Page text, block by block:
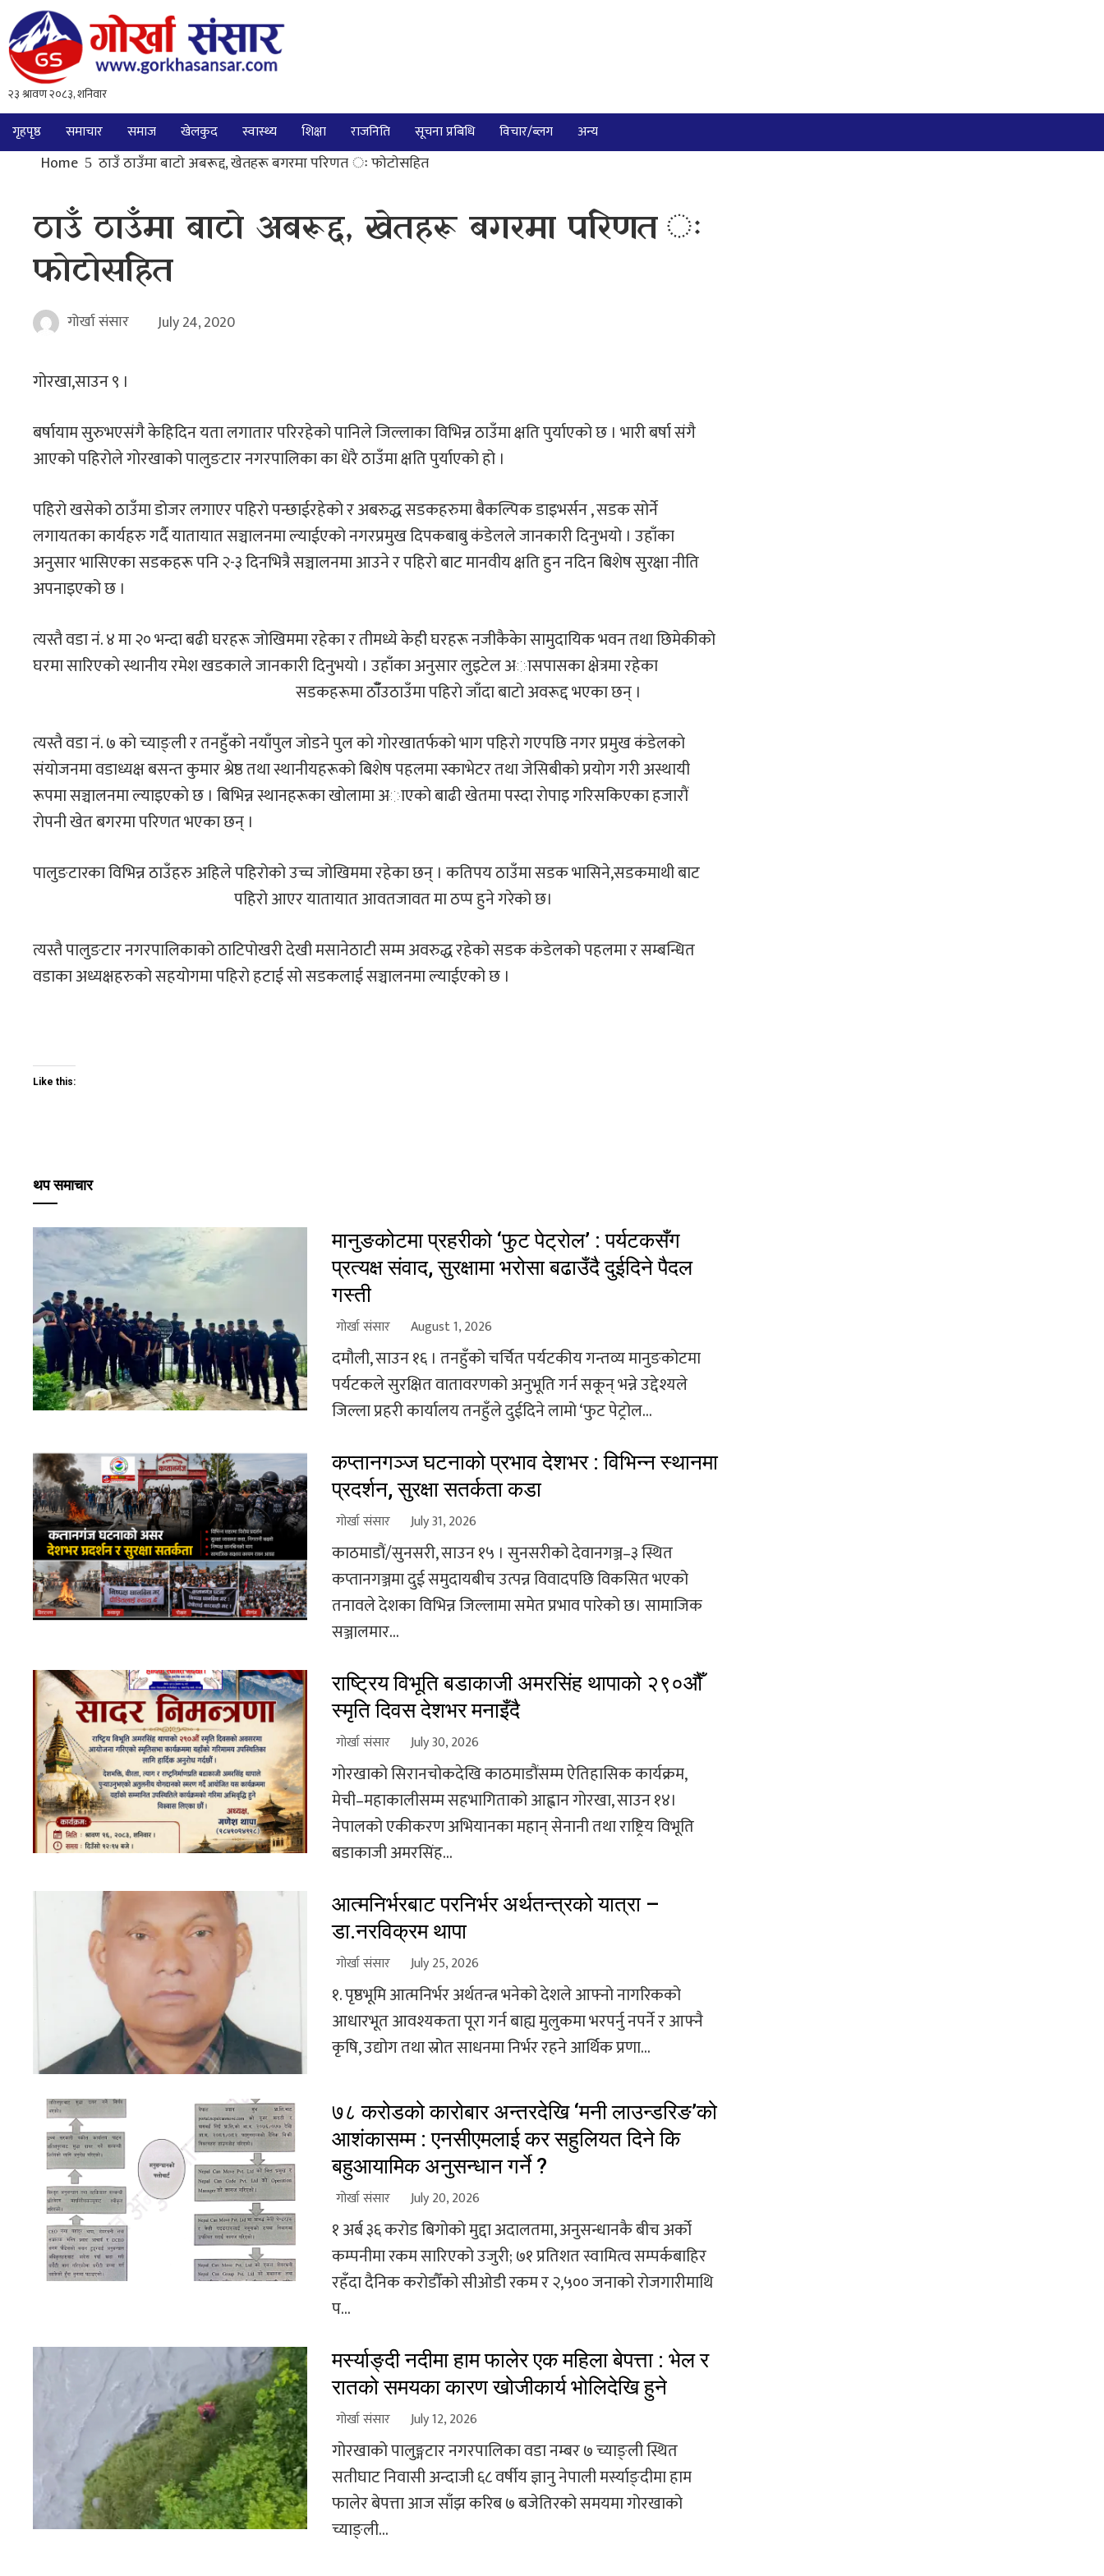
गृहपृष्ठ समाचार समाज खेलकुद स्वास्थ्य शिक्षा राजनिति सूचना प्रबिधि विचार/ब्लग अन्य
Home ठाउँ ठाउँमा बाटाे अबरूद्द, खेतहरू बगरमा परिणत ः फाेटाेसहित
ठाउँ ठाउँमा बाटाे अबरूद्द, खेतहरू बगरमा परिणत ः
फाेटाेसहित
गोर्खा संसार July 24, 2020
गोरखा,साउन ९ ।
बर्षायाम सुरुभएसंगै केहिदिन यता लगातार परिरहेको पानिले जिल्लाका विभिन्न ठाउँमा क्षति पुर्याएको छ । भारी बर्षा संगै
आएको पहिरोले गोरखाको पालुङटार नगरपालिका का धेरै ठाउँमा क्षति पुर्याएको हो ।
पहिरो खसेको ठाउँमा डोजर लगाएर पहिरो पन्छाईरहेको र अबरुद्ध सडकहरुमा बैकल्पिक डाइभर्सन , सडक सोर्ने
लगायतका कार्यहरु गर्दै यातायात सञ्चालनमा ल्याईएको नगरप्रमुख दिपकबाबु कंडेलले जानकारी दिनुभयो । उहाँका
अनुसार भासिएका सडकहरू पनि २-३ दिनभित्रै सञ्चालनमा आउने र पहिरो बाट मानवीय क्षति हुन नदिन बिशेष सुरक्षा नीति
अपनाइएको छ ।
त्यस्तै वडा नंं. ४ मा २० भन्दा बढी घरहरू जाेखिममा रहेका र तीमध्ये केही घरहरू नजीकैकेा सामुदायिक भवन तथा छिमेकीकाे
घरमा सारिएकाे स्थानीय रमेश खडकाले जानकारी दिनुभयाे । उहाँका अनुसार लुइटेल अासपासका क्षेत्रमा रहेका
सडकहरूमा ठाँँउठाउँमा पहिराे जाँदा बाटाे अवरूद्द भएका छन् ।
त्यस्तै वडा नं. ७ काे च्याङ्ली र तनहुँकाे नयाँपुल जाेडने पुल काे गाेरखातर्फकाे भाग पहिराे गएपछि नगर प्रमुख कंडेलकाे
संयाेजनमा वडाध्यक्ष बसन्त कुमार श्रेष्ठ तथा स्थानीयहरूकाे बिशेष पहलमा स्काभेटर तथा जेसिबीकाे प्रयाेग गरी अस्थायी
रूपमा सञ्चालनमा ल्याइएकाे छ । बिभिन्न स्थानहरूका खाेलामा अाएकाे बाढी खेतमा पस्दा राेपाइ गरिसकिएका हजाराैं
राेपनी खेत बगरमा परिणत भएका छन् ।
पालुङटारका विभिन्न ठाउँहरु अहिले पहिरोको उच्च जोखिममा रहेका छन् । कतिपय ठाउँमा सडक भासिने,सडकमाथी बाट
पहिरो आएर यातायात आवतजावत मा ठप्प हुने गरेको छ।
त्यस्तै पालुङटार नगरपालिकाको ठाटिपोखरी देखी मसानेठाटी सम्म अवरुद्ध रहेको सडक कंडेलको पहलमा र सम्बन्धित
वडाका अध्यक्षहरुको सहयोगमा पहिरो हटाई सो सडकलाई सञ्चालनमा ल्याईएको छ ।
Like this:
थप समाचार
मानुङकोटमा प्रहरीको ‘फुट पेट्रोल’ : पर्यटकसँग
प्रत्यक्ष संवाद, सुरक्षामा भरोसा बढाउँदै दुईदिने पैदल
गस्ती
गोर्खा संसार August 1, 2026
दमौली, साउन १६ । तनहुँको चर्चित पर्यटकीय गन्तव्य मानुङकोटमा
पर्यटकले सुरक्षित वातावरणको अनुभूति गर्न सकून् भन्ने उद्देश्यले
जिल्ला प्रहरी कार्यालय तनहुँले दुईदिने लामो ‘फुट पेट्रोल...
कप्तानगञ्ज घटनाको प्रभाव देशभर : विभिन्न स्थानमा
प्रदर्शन, सुरक्षा सतर्कता कडा
गोर्खा संसार July 31, 2026
काठमाडौं/सुनसरी, साउन १५ । सुनसरीको देवानगञ्ज–३ स्थित
कप्तानगञ्जमा दुई समुदायबीच उत्पन्न विवादपछि विकसित भएको
तनावले देशका विभिन्न जिल्लामा समेत प्रभाव पारेको छ। सामाजिक
सञ्जालमार...
राष्ट्रिय विभूति बडाकाजी अमरसिंह थापाको २९०औँ
स्मृति दिवस देशभर मनाइँदै
गोर्खा संसार July 30, 2026
गोरखाको सिरानचोकदेखि काठमाडौंसम्म ऐतिहासिक कार्यक्रम,
मेची–महाकालीसम्म सहभागिताको आह्वान गोरखा, साउन १४।
नेपालको एकीकरण अभियानका महान् सेनानी तथा राष्ट्रिय विभूति
बडाकाजी अमरसिंह...
आत्मनिर्भरबाट परनिर्भर अर्थतन्त्रको यात्रा –
डा.नरविक्रम थापा
गोर्खा संसार July 25, 2026
१. पृष्ठभूमि आत्मनिर्भर अर्थतन्त्र भनेको देशले आफ्नो नागरिकको
आधारभूत आवश्यकता पूरा गर्न बाह्य मुलुकमा भरपर्नु नपर्ने र आफ्नै
कृषि, उद्योग तथा स्रोत साधनमा निर्भर रहने आर्थिक प्रणा...
७८ करोडको कारोबार अन्तरदेखि ‘मनी लाउन्डरिङ’को
आशंकासम्म : एनसीएमलाई कर सहुलियत दिने कि
बहुआयामिक अनुसन्धान गर्ने ?
गोर्खा संसार July 20, 2026
१ अर्ब ३६ करोड बिगोको मुद्दा अदालतमा, अनुसन्धानकै बीच अर्को
कम्पनीमा रकम सारिएको उजुरी; ७१ प्रतिशत स्वामित्व सम्पर्कबाहिर
रहँदा दैनिक करोडौँको सीओडी रकम र २,५०० जनाको रोजगारीमाथि
प...
मर्स्याङ्दी नदीमा हाम फालेर एक महिला बेपत्ता : भेल र
रातको समयका कारण खोजीकार्य भोलिदेखि हुने
गोर्खा संसार July 12, 2026
गोरखाको पालुङ्गटार नगरपालिका वडा नम्बर ७ च्याङ्ली स्थित
सतीघाट निवासी अन्दाजी ६८ वर्षीय ज्ञानु नेपाली मर्स्याङ्दीमा हाम
फालेर बेपत्ता आज साँझ करिब ७ बजेतिरको समयमा गोरखाको
च्याङ्ली...